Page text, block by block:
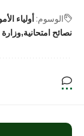
الوسوم: أولياء
نصائح امتحانية وزارة